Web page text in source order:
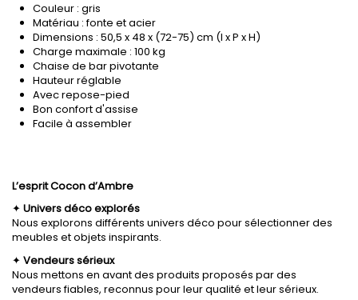
Couleur : gris
Matériau : fonte et acier
Dimensions : 50,5 x 48 x (72-75) cm (l x P x H)
Charge maximale : 100 kg
Chaise de bar pivotante
Hauteur réglable
Avec repose-pied
Bon confort d'assise
Facile à assembler
L’esprit Cocon d’Ambre
✦ Univers déco explorés
Nous explorons différents univers déco pour sélectionner des
meubles et objets inspirants.
✦ Vendeurs sérieux
Nous mettons en avant des produits proposés par des
vendeurs fiables, reconnus pour leur qualité et leur sérieux.